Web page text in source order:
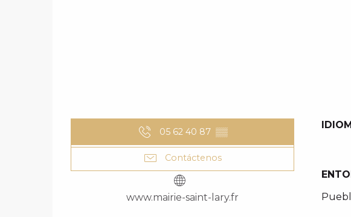
05 62 40 87 ▒▒
Contáctenos
www.mairie-saint-lary.fr